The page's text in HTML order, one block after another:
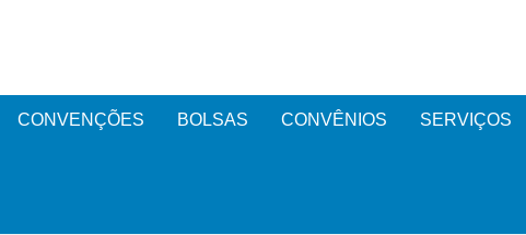
CONVENÇÕES BOLSAS CONVÊNIOS SERVIÇOS